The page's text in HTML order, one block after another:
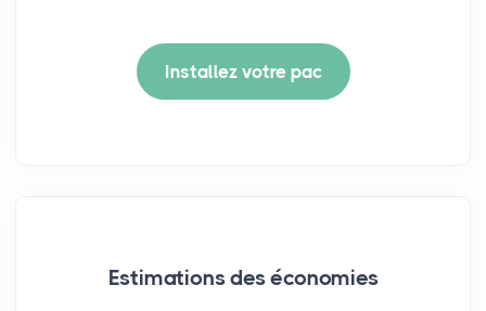
Installez votre pac
Estimations des économies